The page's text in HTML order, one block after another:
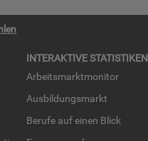
IN­TER­AK­TI­VE STA­TIS­TI­KEN
Ar­beits­markt­mo­ni­tor
Aus­bil­dungs­markt
Be­ru­fe auf einen Blick